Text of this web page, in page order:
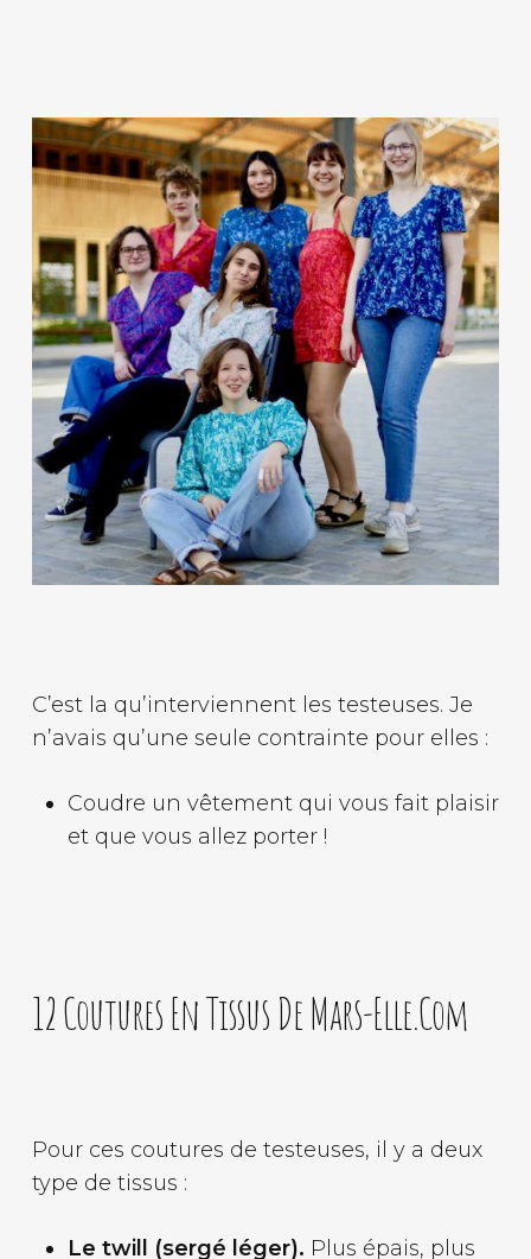
C’est la qu’interviennent les testeuses. Je
n’avais qu’une seule contrainte pour elles :
Coudre un vêtement qui vous fait plaisir
et que vous allez porter !
12 Coutures En Tissus De Mars-Elle.com
Pour ces coutures de testeuses, il y a deux
type de tissus :
Le twill (sergé léger). Plus épais, plus